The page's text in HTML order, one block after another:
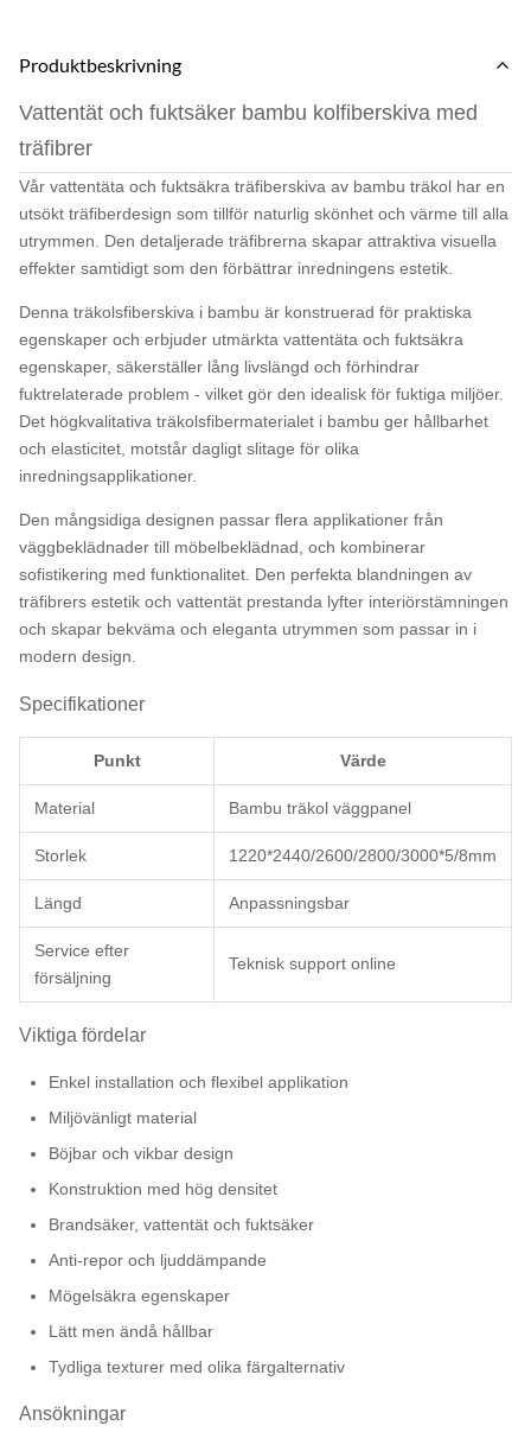
Produktbeskrivning
Vattentät och fuktsäker bambu kolfiberskiva med
träfibrer
Vår vattentäta och fuktsäkra träfiberskiva av bambu träkol har en
utsökt träfiberdesign som tillför naturlig skönhet och värme till alla
utrymmen. Den detaljerade träfibrerna skapar attraktiva visuella
effekter samtidigt som den förbättrar inredningens estetik.
Denna träkolsfiberskiva i bambu är konstruerad för praktiska
egenskaper och erbjuder utmärkta vattentäta och fuktsäkra
egenskaper, säkerställer lång livslängd och förhindrar
fuktrelaterade problem - vilket gör den idealisk för fuktiga miljöer.
Det högkvalitativa träkolsfibermaterialet i bambu ger hållbarhet
och elasticitet, motstår dagligt slitage för olika
inredningsapplikationer.
Den mångsidiga designen passar flera applikationer från
väggbeklädnader till möbelbeklädnad, och kombinerar
sofistikering med funktionalitet. Den perfekta blandningen av
träfibrers estetik och vattentät prestanda lyfter interiörstämningen
och skapar bekväma och eleganta utrymmen som passar in i
modern design.
Specifikationer
Punkt Värde
Material Bambu träkol väggpanel
Storlek 1220*2440/2600/2800/3000*5/8mm
Längd Anpassningsbar
Service efter
försäljning
Teknisk support online
Viktiga fördelar
Enkel installation och flexibel applikation
Miljövänligt material
Böjbar och vikbar design
Konstruktion med hög densitet
Brandsäker, vattentät och fuktsäker
Anti-repor och ljuddämpande
Mögelsäkra egenskaper
Lätt men ändå hållbar
Tydliga texturer med olika färgalternativ
Ansökningar